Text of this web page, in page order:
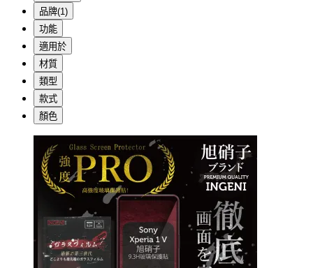
品牌(1)
功能
適用於
材質
類型
款式
顏色